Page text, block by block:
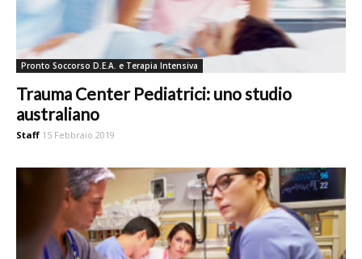
Pronto Soccorso D.E.A. e Terapia Intensiva
Trauma Center Pediatrici: uno studio
australiano
Staff 15 Febbraio 2019